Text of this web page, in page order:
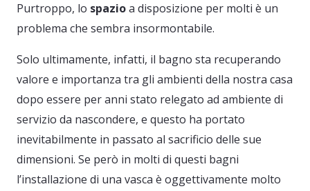
Purtroppo, lo spazioa disposizione per molti è un
problema che sembra insormontabile.
Solo ultimamente, infatti, il bagno sta recuperando
valore e importanza tra gli ambienti della nostra casa
dopo essere per anni stato relegato ad ambiente di
servizio da nascondere, e questo ha portato
inevitabilmente in passato al sacrificio delle sue
dimensioni. Se però in molti di questi bagni
l’installazione di una vasca è oggettivamente molto